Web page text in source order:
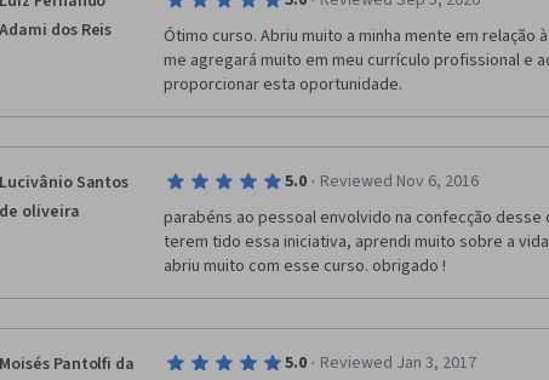
Adami dos Reis
Ótimo curso. Abriu muito a minha mente em relação
me agregará muito em meu currículo profissional e
proporcionar esta oportunidade.
Lucivânio Santos
de oliveira
5.0 · Reviewed Nov 6, 2016
parabéns ao pessoal envolvido na confecção
terem tido essa iniciativa, aprendi muito sobre a
abriu muito com esse curso. obrigado !
Moisés Pantolfi da
5.0 · Reviewed Jan 3, 2017